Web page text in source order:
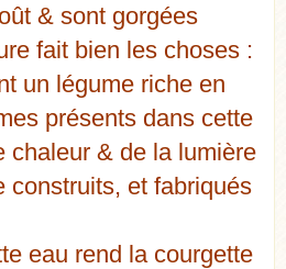
& sont gorgées
fait bien les choses :
un légume riche en
présents dans cette
chaleur & de la lumière
construits, et fabriqués
eau rend la courgette